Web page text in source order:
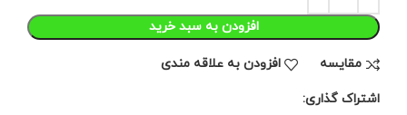
افزودن به سبد خرید
مقايسه افزودن به علاقه مندی
اشتراک گذاری: